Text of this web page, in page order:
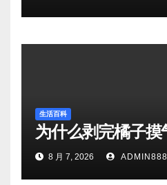
生活百科
为什么剥完橘子摸
8 月 7, 2026 ADMIN888